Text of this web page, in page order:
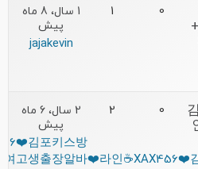
0
1
1 سال، 8 ماه
پیش
jajakevin
여고생출장알바❤️라인☕XAX456❤️
0
2
2 سال، 6 ماه
پیش
김포키스방